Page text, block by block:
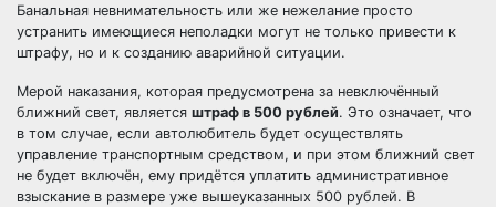
Банальная невнимательность или же нежелание просто
устранить имеющиеся неполадки могут не только привести к
штрафу, но и к созданию аварийной ситуации.
Мерой наказания, которая предусмотрена за невключённый
ближний свет, является штраф в 500 рублей. Это означает, что
в том случае, если автолюбитель будет осуществлять
управление транспортным средством, и при этом ближний свет
не будет включён, ему придётся уплатить административное
взыскание в размере уже вышеуказанных 500 рублей. В